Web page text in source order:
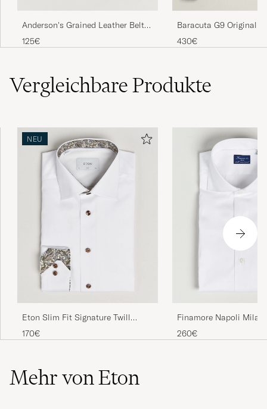
Anderson's Grained Leather Belt
2,5 cm Black
125€
Baracuta G9 Original
Jacket Navy
430€
VergleichbareProdukte
NEU
Eton Slim Fit Signature Twill
Contrast Shirt White
170€
Finamore Napoli
Stretch Shirt White
260€
Mehr von Eton